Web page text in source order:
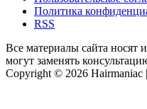
Политика
RSS
Все материалы сайта носят
могут заменять
Copyright © 2026 Hairmaniac